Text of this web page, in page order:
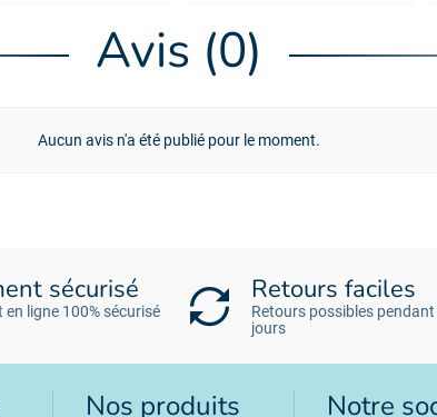
Avis (0)
Aucun avis n'a été publié pour le moment.
sécurisé
en ligne 100% sécurisé
Retours faciles
Retours possibles
jours
Nos produits Notre